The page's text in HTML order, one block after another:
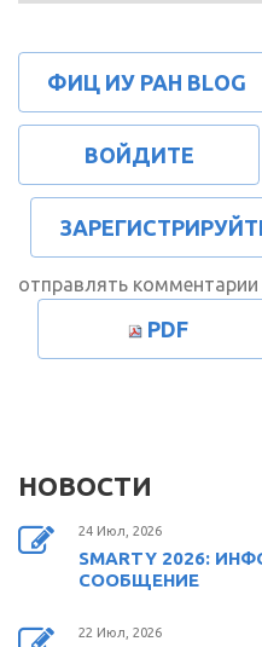
ФИЦ ИУ РАН BLOG
ВОЙДИТЕ
отправлять комментарии
PDF
НОВОСТИ
24 Июл, 2026
SMARTY 2026:
СООБЩЕНИЕ
22 Июл, 2026